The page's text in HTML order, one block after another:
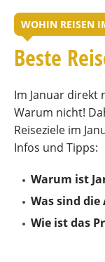
WOHIN REISEN
Beste
Im Januar direkt
Warum nicht!
Reiseziele im
Infos und Tipps:
Warum ist
Was sind
Wie ist das